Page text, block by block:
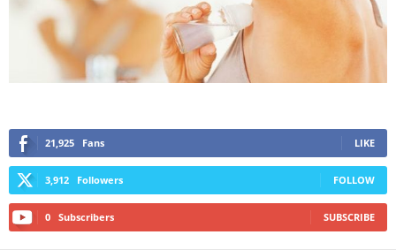
21,925 Fans LIKE
3,912 Followers FOLLOW
0 Subscribers SUBSCRIBE